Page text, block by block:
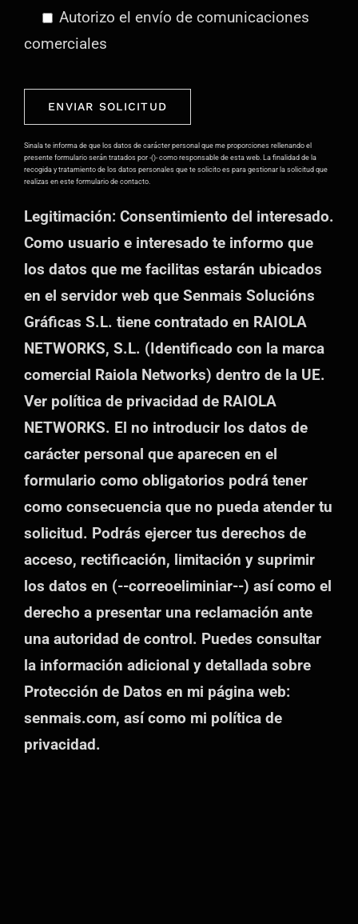
Autorizo el envío de comunicaciones
comerciales
Por
favor,
deja
este
vacío.
Sinala te informa de que los datos de carácter personal que me proporciones rellenando el
presente formulario serán tratados por -()- como responsable de esta web. La finalidad de la
recogida y tratamiento de los datos personales que te solicito es para gestionar la solicitud que
realizas en este formulario de contacto.
Legitimación: Consentimiento del interesado.
Como usuario e interesado te informo que
los datos que me facilitas estarán ubicados
en el servidor web que Senmais Solucións
Gráficas S.L. tiene contratado en RAIOLA
NETWORKS, S.L. (Identificado con la marca
comercial Raiola Networks) dentro de la UE.
Ver política de privacidad de RAIOLA
NETWORKS. El no introducir los datos de
carácter personal que aparecen en el
formulario como obligatorios podrá tener
como consecuencia que no pueda atender tu
solicitud. Podrás ejercer tus derechos de
acceso, rectificación, limitación y suprimir
los datos en (--correoeliminiar--) así como el
derecho a presentar una reclamación ante
una autoridad de control. Puedes consultar
la información adicional y detallada sobre
Protección de Datos en mi página web:
senmais.com, así como mi política de
privacidad.